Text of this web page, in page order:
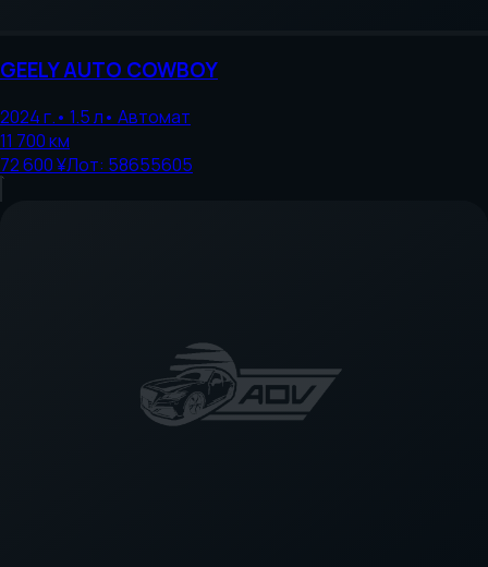
GEELY AUTO COWBOY
2024г.• 1.5л• Автомат
11 700км
72 600 ¥Лот: 58655605